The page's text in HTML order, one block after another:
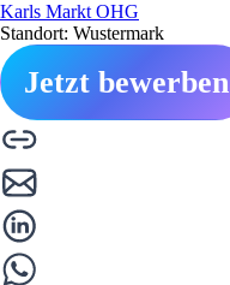
Karls Markt OHG
Standort: Wustermark
Jetzt bewerben